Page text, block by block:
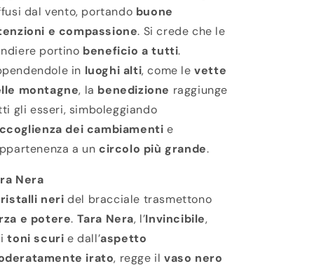
dal vento, portando buone
e compassione. Si crede che le
portino beneficio a tutti.
in luoghi alti, come levette
montagne, la benedizione raggiunge
gli esseri, simboleggiando
dei cambiamenti e
a uncircolo più grande.
Nera
neri del bracciale trasmettono
e potere. Tara Nera, l’Invincibile,
toni scuri e dall’aspetto
irato, regge ilvaso nero